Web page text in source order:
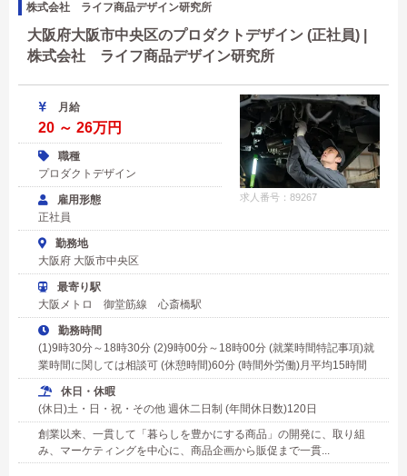
株式会社 ライフ商品デザイン研究所
大阪府大阪市中央区のプロダクトデザイン (正社員) |
株式会社 ライフ商品デザイン研究所
求人番号：89267
月給
20 ～ 26万円
職種
プロダクトデザイン
雇用形態
正社員
勤務地
大阪府 大阪市中央区
最寄り駅
大阪メトロ 御堂筋線 心斎橋駅
勤務時間
(1)9時30分～18時30分 (2)9時00分～18時00分 (就業時間特記事項)就
業時間に関しては相談可 (休憩時間)60分 (時間外労働)月平均15時間
休日・休暇
(休日)土・日・祝・その他 週休二日制 (年間休日数)120日
創業以来、一貫して「暮らしを豊かにする商品」の開発に、取り組
み、マーケティングを中心に、商品企画から販促まで一貫...